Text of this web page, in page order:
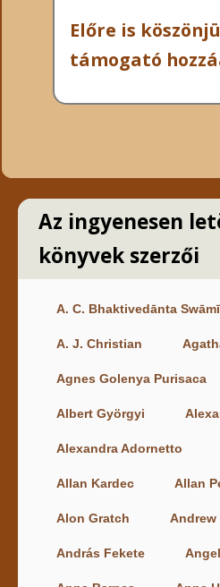
Előre is
támogató
Az ingyenesen
könyvek szerzői
A. C. Bhaktivedānta
A. J. Christian
Agnes Golenya Purisaca
Albert Györgyi
Alexandra Adornetto
Allan Kardec Allan
Alon Gratch Andrew
András Fekete